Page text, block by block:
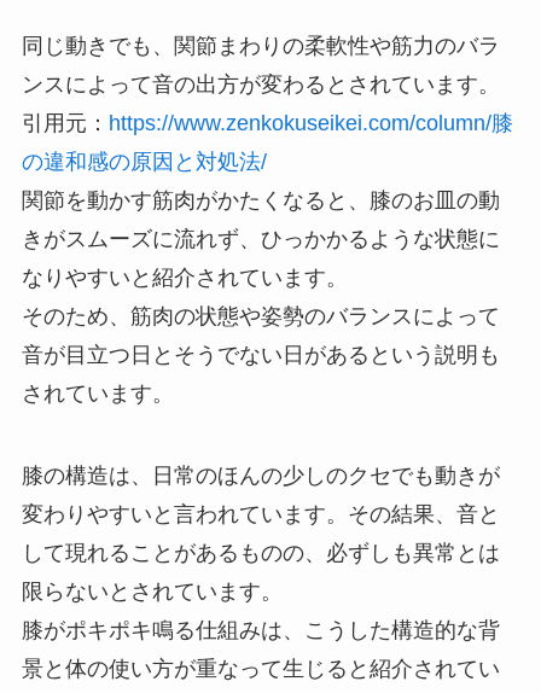
同じ動きでも、関節まわりの柔軟性や筋力のバラ
ンスによって音の出方が変わるとされています。
引用元： https://www.zenkokuseikei.com/column/膝
の違和感の原因と対処法/
関節を動かす筋肉がかたくなると、膝のお皿の動
きがスムーズに流れず、ひっかかるような状態に
なりやすいと紹介されています。
そのため、筋肉の状態や姿勢のバランスによって
音が目立つ日とそうでない日があるという説明も
されています。
膝の構造は、日常のほんの少しのクセでも動きが
変わりやすいと言われています。その結果、音と
して現れることがあるものの、必ずしも異常とは
限らないとされています。
膝がポキポキ鳴る仕組みは、こうした構造的な背
景と体の使い方が重なって生じると紹介されてい